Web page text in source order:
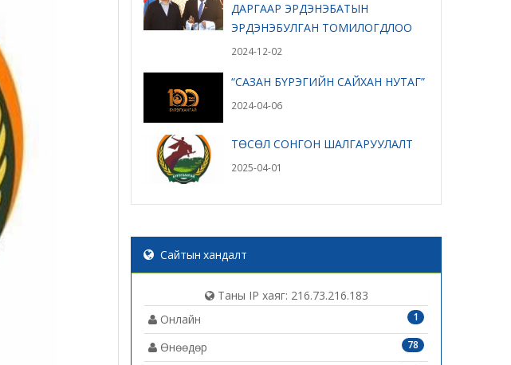
ДАРГААР ЭРДЭНЭБАТЫН
ЭРДЭНЭБУЛГАН ТОМИЛОГДЛОО
2024-12-02
“САЗАН БҮРЭГИЙН САЙХАН НУТАГ”
2024-04-06
ТӨСӨЛ СОНГОН ШАЛГАРУУЛАЛТ
2025-04-01
Сайтын хандалт
Таны IP хаяг: 216.73.216.183
1
Онлайн
78
Өнөөдөр